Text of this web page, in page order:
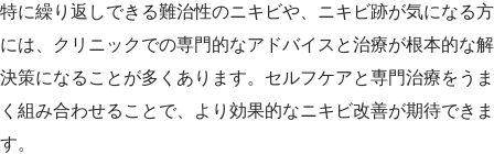
特に繰り返しできる難治性のニキビや、ニキビ跡が気になる方
には、クリニックでの専門的なアドバイスと治療が根本的な解
決策になることが多くあります。セルフケアと専門治療をうま
く組み合わせることで、より効果的なニキビ改善が期待できま
す。